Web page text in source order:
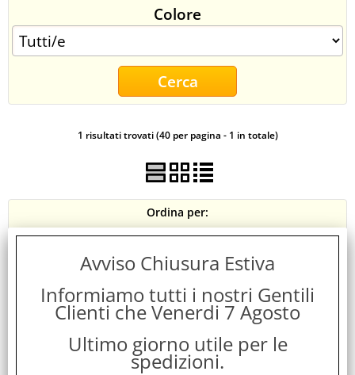
CONTATTI
Colore
1 risultati trovati (40 per pagina - 1 in totale)
Ordina per:
Avviso Chiusura Estiva
Informiamo tutti i nostri Gentili
Clienti che Venerdi 7 Agosto
Ultimo giorno utile per le
spedizioni.